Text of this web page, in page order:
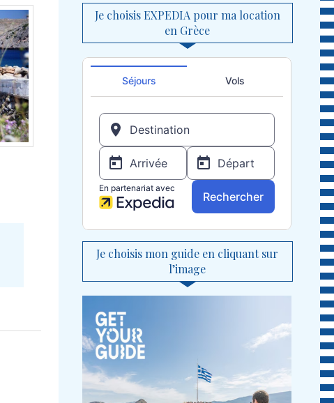
Je choisis EXPEDIA pour ma location
en Grèce
Je choisis mon guide en cliquant sur
l’image